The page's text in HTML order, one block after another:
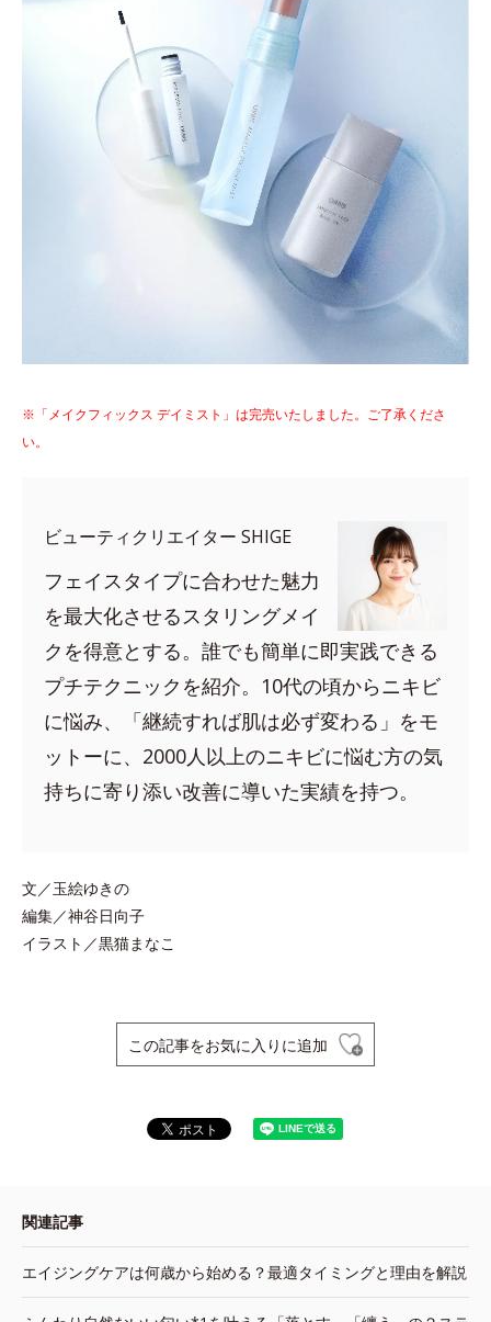
※「メイクフィックス デイミスト」は完売いたしました。ご了承くださ
い。
ビューティクリエイター SHIGE
フェイスタイプに合わせた魅力
を最大化させるスタリングメイ
クを得意とする。誰でも簡単に即実践できる
プチテクニックを紹介。10代の頃からニキビ
に悩み、「継続すれば肌は必ず変わる」をモ
ットーに、2000人以上のニキビに悩む方の気
持ちに寄り添い改善に導いた実績を持つ。
文／玉絵ゆきの
編集／神谷日向子
イラスト／黒猫まなこ
この記事をお気に入りに追加
関連記事
エイジングケアは何歳から始める？最適タイミングと理由を解説